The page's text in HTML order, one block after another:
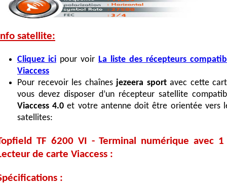
satellite:
Cliquez ici pour voir La liste des récepteurs
Viaccess
Pour recevoir les chaînes jezeera sport avec cette
vous devez disposer d’un récepteur satellite
Viaccess 4.0 et votre antenne doit être orientée vers
satellites:
TF 6200 VI - Terminal numérique avec
de carte Viaccess :
: